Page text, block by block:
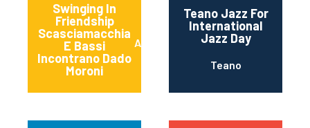
Swinging In
Friendship
Scasciamacchia
E Bassi
Incontrano Dado
Moroni
Alessano
Teano Jazz For
International
Jazz Day
Teano